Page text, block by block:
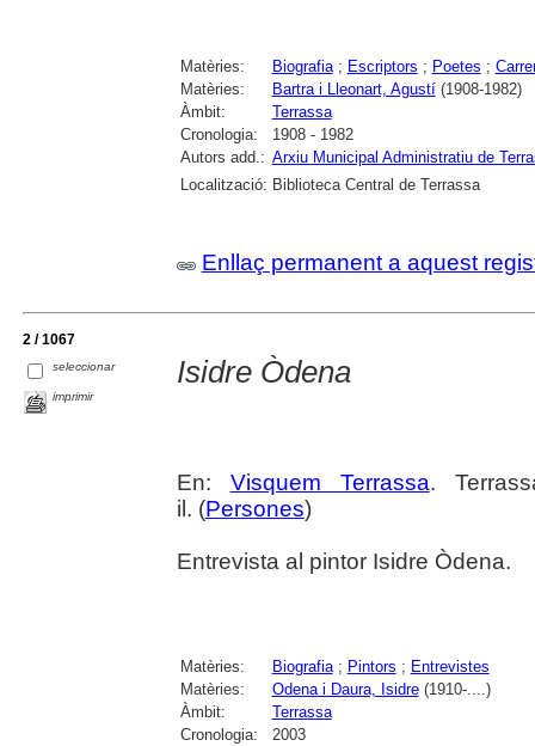
Matèries: Biografia; Escriptors ; Poetes ;
Matèries:
Bartra i Lleonart, Agustí(1908-1982)
Àmbit:
Terrassa
Cronologia:
1908 - 1982
Autors add.: Arxiu Municipal Administratiu de
Localització: Biblioteca Central de Terrassa
Enllaç permanent a aquest
2 / 1067
seleccionar
imprimir
Isidre Òdena
En: Visquem Terrassa.
il. (Persones)
Entrevista al pintor Isidre Òdena.
Matèries: Biografia; Pintors ; Entrevistes
Matèries:
Odena i Daura, Isidre(1910-....)
Àmbit:
Terrassa
Cronologia:
2003